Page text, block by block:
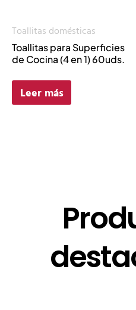
Toallitas domésticas
Toallitas para Superficies
de Cocina (4 en 1) 60uds.
Leer más